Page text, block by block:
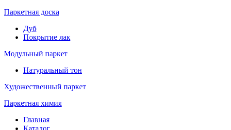
Паркетная доска
Дуб
Покрытие лак
Модульный паркет
Натуральный тон
Художественный паркет
Паркетная химия
Главная
Каталог